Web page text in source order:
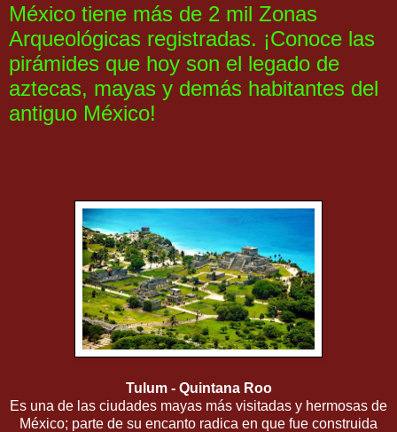
México tiene más de 2 mil Zonas
Arqueológicas registradas. ¡Conoce las
pirámides que hoy son el legado de
aztecas, mayas y demás habitantes del
antiguo México!
Tulum - Quintana Roo
Es una de las ciudades mayas más visitadas y hermosas de
México; parte de su encanto radica en que fue construida